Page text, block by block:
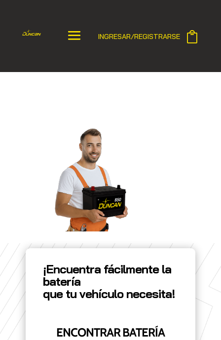
INGRESAR/REGISTRARSE
¡Encuentra fácilmente la
batería
que tu vehículo necesita!
ENCONTRAR BATERÍA